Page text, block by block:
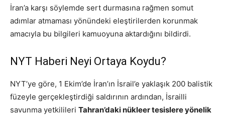
İran’a karşı söylemde sert durmasına rağmen somut
adımlar atmaması yönündeki eleştirilerden korunmak
amacıyla bu bilgileri kamuoyuna aktardığını bildirdi.
NYT Haberi Neyi Ortaya Koydu?
NYT’ye göre, 1 Ekim’de İran’ın İsrail’e yaklaşık 200 balistik
füzeyle gerçekleştirdiği saldırının ardından, İsrailli
savunma yetkilileri Tahran’daki nükleer tesislere yönelik